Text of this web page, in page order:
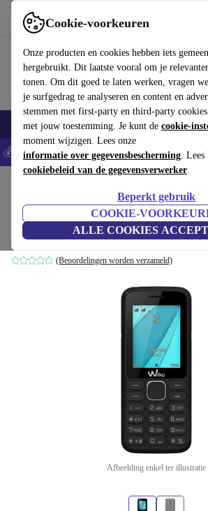
Cookie-voorkeuren
Onze producten en cookies hebben iets
hergebruikt. Dit laatste vooral om je
tonen. Om dit goed te laten werken, vragen
je surfgedrag te analyseren en content en
stemmen met first-party en third-party
met jouw toestemming. Je kunt de cookie-
moment wijzigen. Lees onze
informatie over gegevensbescherming. Lees
cookiebeleid van de gegevensverwerker.
Beperkt gebruik
COOKIE-
ALLE COOKIES
Gebruik refurbed snel en eenvoudig
Smartphones Laptops Tablets
💰Bespaar 5% EXTRA op alle iPhones -
Wiko Lubi4
zwart
(Beoordelingen worden verzameld)
Afbeelding enkel ter illustratie